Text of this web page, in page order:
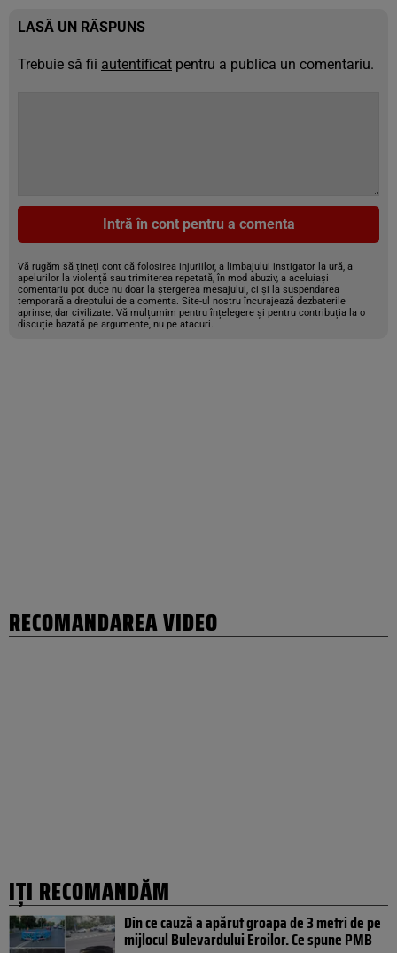
LASĂ UN RĂSPUNS
Trebuie să fii autentificat pentru a publica un comentariu.
Intră în cont pentru a comenta
Vă rugăm să țineți cont că folosirea injuriilor, a limbajului instigator la ură, a
apelurilor la violență sau trimiterea repetată, în mod abuziv, a aceluiași
comentariu pot duce nu doar la ștergerea mesajului, ci și la suspendarea
temporară a dreptului de a comenta. Site-ul nostru încurajează dezbaterile
aprinse, dar civilizate. Vă mulțumim pentru înțelegere și pentru contribuția la o
discuție bazată pe argumente, nu pe atacuri.
RECOMANDAREA VIDEO
IȚI RECOMANDĂM
Din ce cauză a apărut groapa de 3 metri de pe
mijlocul Bulevardului Eroilor. Ce spune PMB